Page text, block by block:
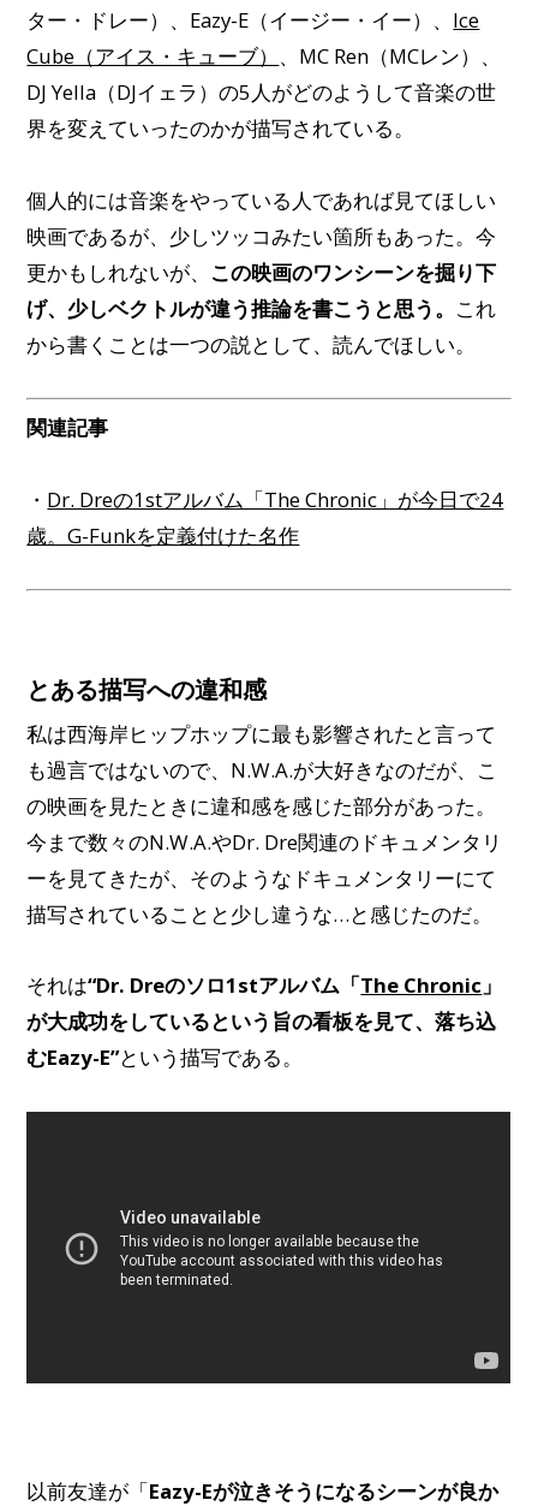
ター・ドレー）、Eazy-E（イージー・イー）、 Ice
Cube（アイス・キューブ） 、MC Ren（MCレン）、
DJ Yella（DJイェラ）の5人がどのようして音楽の世
界を変えていったのかが描写されている。
個人的には音楽をやっている人であれば見てほしい
映画であるが、少しツッコみたい箇所もあった。今
更かもしれないが、 この映画のワンシーンを掘り下
げ、少しベクトルが違う推論を書こうと思う。 これ
から書くことは一つの説として、読んでほしい。
関連記事
・ Dr. Dreの1stアルバム「The Chronic」が今日で24
歳。G-Funkを定義付けた名作
とある描写への違和感
私は西海岸ヒップホップに最も影響されたと言って
も過言ではないので、N.W.A.が大好きなのだが、こ
の映画を見たときに違和感を感じた部分があった。
今まで数々のN.W.A.やDr. Dre関連のドキュメンタリ
ーを見てきたが、そのようなドキュメンタリーにて
描写されていることと少し違うな…と感じたのだ。
それは“Dr. Dreのソロ1stアルバム「The Chronic 」
が大成功をしているという旨の看板を見て、落ち込
むEazy-E”という描写である。
以前友達が「Eazy-Eが泣きそうになるシーンが良か